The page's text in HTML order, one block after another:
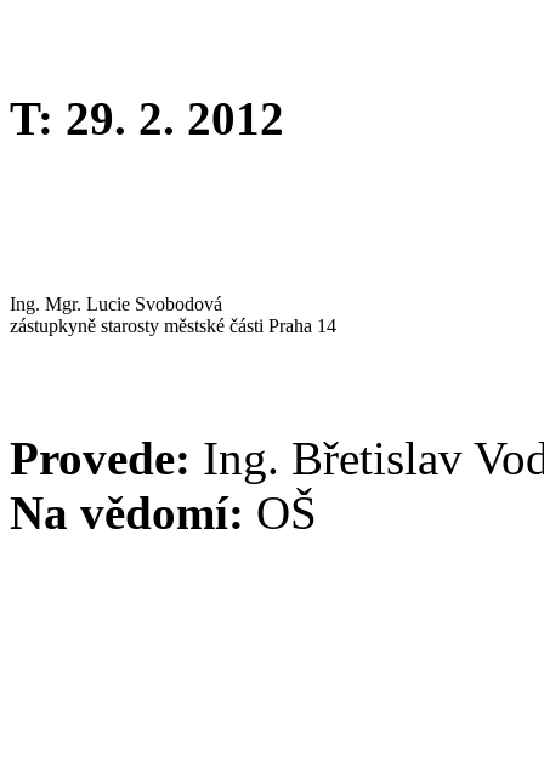
T: 29. 2. 2012
Ing. Mgr. Lucie Svobodová
zástupkyně starosty městské části Praha 14
Provede: Ing. Břetislav
Na vědomí: OŠ